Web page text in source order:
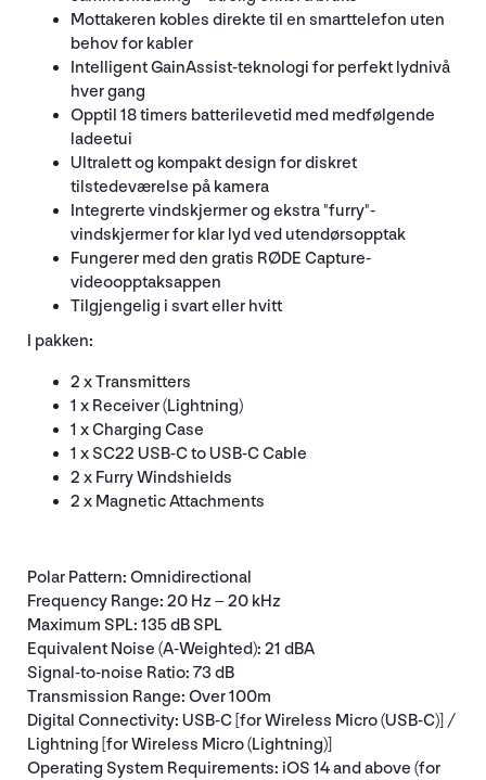
Mottakeren kobles direkte til en smarttelefon uten
behov for kabler
Intelligent GainAssist-teknologi for perfekt lydnivå
hver gang
Opptil 18 timers batterilevetid med medfølgende
ladeetui
Ultralett og kompakt design for diskret
tilstedeværelse på kamera
Integrerte vindskjermer og ekstra "furry"-
vindskjermer for klar lyd ved utendørsopptak
Fungerer med den gratis RØDE Capture-
videoopptaksappen
Tilgjengelig i svart eller hvitt
I pakken:
2 x Transmitters
1 x Receiver (Lightning)
1 x Charging Case
1 x SC22 USB-C to USB-C Cable
2 x Furry Windshields
2 x Magnetic Attachments
Polar Pattern: Omnidirectional
Frequency Range: 20 Hz – 20 kHz
Maximum SPL: 135 dB SPL
Equivalent Noise (A-Weighted): 21 dBA
Signal-to-noise Ratio: 73 dB
Transmission Range: Over 100m
Digital Connectivity: USB-C [for Wireless Micro (USB-C)] /
Lightning [for Wireless Micro (Lightning)]
Operating System Requirements: iOS 14 and above (for